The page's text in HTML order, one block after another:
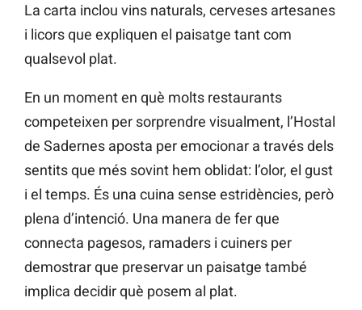
La carta inclou vins naturals, cerveses artesanes
i licors que expliquen el paisatge tant com
qualsevol plat.
En un moment en què molts restaurants
competeixen per sorprendre visualment, l’Hostal
de Sadernes aposta per emocionar a través dels
sentits que més sovint hem oblidat: l’olor, el gust
i el temps. És una cuina sense estridències, però
plena d’intenció. Una manera de fer que
connecta pagesos, ramaders i cuiners per
demostrar que preservar un paisatge també
implica decidir què posem al plat.